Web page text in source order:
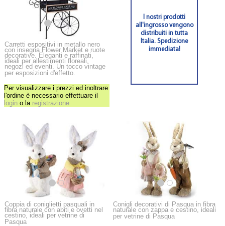
Carretti espositivi in metallo nero
con insegna Flower Market e ruote
decorative. Eleganti e raffinati,
ideali per allestimenti floreali,
negozi ed eventi. Un tocco vintage
per esposizioni d'effetto.
Per visualizzare i prezzi ed inoltrare
l'ordine è necessario effettuare il
login o la registrazione
I nostri prodotti
all'ingrosso vengono
distribuiti in tutta
Italia. Spedizione
immediata!
Coppia di coniglietti pasquali in
fibra naturale con abiti e ovetti nel
cestino, ideali per vetrine di
Pasqua
Conigli decorativi di Pasqua in fibra
naturale con zappa e cestino, ideali
per vetrine di Pasqua